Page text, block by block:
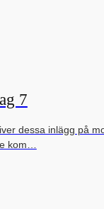
7
dessa inlägg på
kom…